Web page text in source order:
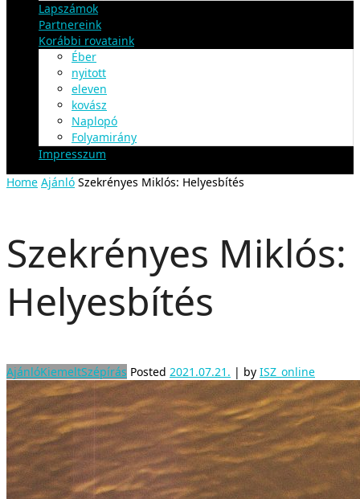
Lapszámok
Partnereink
Korábbi rovataink
Éber
nyitott
eleven
kovász
Naplopó
Folyamirány
Impresszum
Home Ajánló Szekrényes Miklós: Helyesbítés
Szekrényes Miklós:
Helyesbítés
AjánlóKiemeltSzépírás Posted 2021.07.21. | by ISZ_online